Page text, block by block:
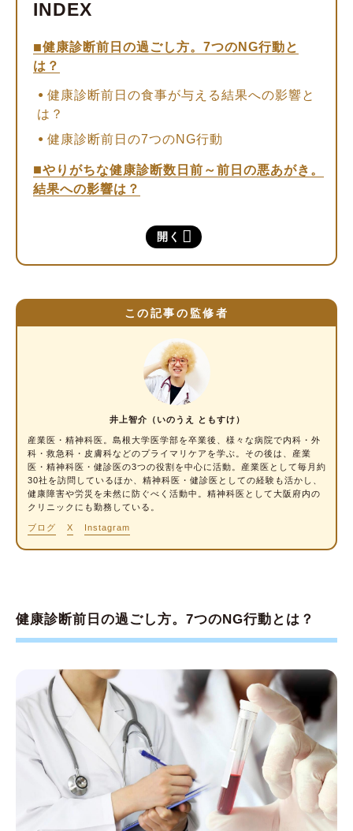
開く
健康診断前日の過ごし方。7つのNG行動と
は？
健康診断前日の食事が与える結果への影響と
は？
健康診断前日の7つのNG行動
やりがちな健康診断数日前～前日の悪あがき。
結果への影響は？
減らす、体によいものを食べる）
お酒・タバコに関する悪あがきの影響は？（一
運動に関する悪あがきの影響は？（一時的にラ
ンニング、筋トレをする）
悪あがきはせず、ありのままの診断結果を受け
この記事の監修者
井上智介（いのうえ ともすけ）
産業医・精神科医 。島根大学医学部を卒業後、様々な病院で内科・外
科・救急科・皮膚科などのプライマリケアを学ぶ。その後は、産業
医・精神科医・健診医の3つの役割を中心に活動。産業医として毎月約
30社を訪問しているほか、精神科医・健診医としての経験も活かし、
健康障害や労災を未然に防ぐべく活動中。精神科医として大阪府内の
クリニックにも勤務している。
ブログ X Instagram
健康診断前日の過ごし方。7つのNG行動とは？